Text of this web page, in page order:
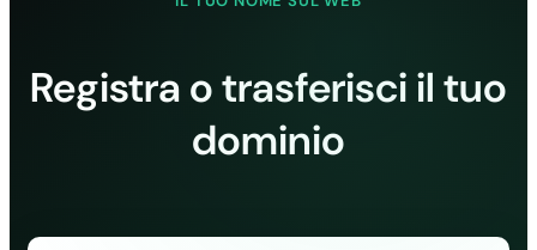
Registra o trasferisci il tuo
dominio